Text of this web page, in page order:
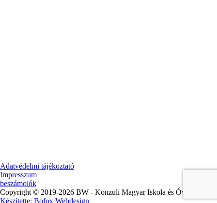
Adatvédelmi tájékoztató
Impresszum
beszámolók
Copyright © 2019-2026 BW - Konzuli Magyar Iskola és Óvoda. |
Készítette: Bofox Webdesign